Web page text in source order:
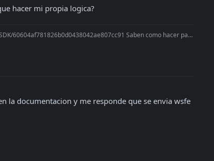
hacer mi propia logica?
Saben como hacer para que l
la documentacion y me responde que se envia wsfe